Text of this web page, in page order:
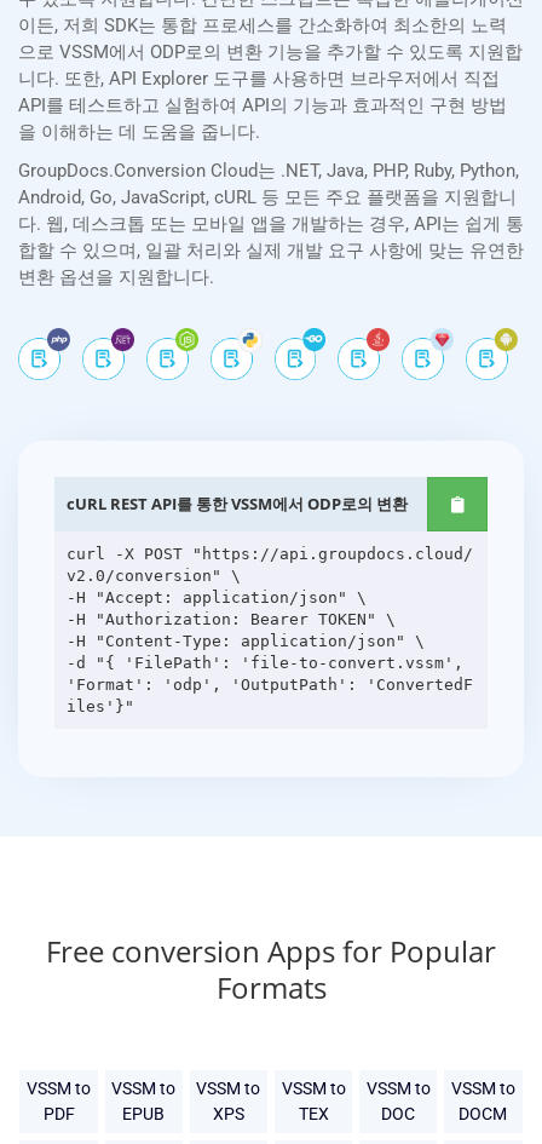
이든, 저희 SDK는 통합 프로세스를 간소화하여 최소한의 노력
으로 VSSM에서 ODP로의 변환 기능을 추가할 수 있도록 지원합
니다. 또한, API Explorer 도구를 사용하면 브라우저에서 직접
API를 테스트하고 실험하여 API의 기능과 효과적인 구현 방법
을 이해하는 데 도움을 줍니다.
GroupDocs.Conversion Cloud는 .NET, Java, PHP, Ruby, Python,
Android, Go, JavaScript, cURL 등 모든 주요 플랫폼을 지원합니
다. 웹, 데스크톱 또는 모바일 앱을 개발하는 경우, API는 쉽게 통
합할 수 있으며, 일괄 처리와 실제 개발 요구 사항에 맞는 유연한
변환 옵션을 지원합니다.
cURL REST API를 통한 VSSM에서 ODP로의 변환
curl -X POST "https://api.groupdocs.cloud/
v2.0/conversion" \
-H "Accept: application/json" \
-H "Authorization: Bearer TOKEN" \
-H "Content-Type: application/json" \
-d "{ 'FilePath': 'file-to-convert.vssm',
'Format': 'odp', 'OutputPath': 'ConvertedF
Free conversion Apps for Popular
Formats
VSSM to
PDF
VSSM to
EPUB
VSSM to
XPS
VSSM to
TEX
VSSM to
DOC
VSSM to
DOCM